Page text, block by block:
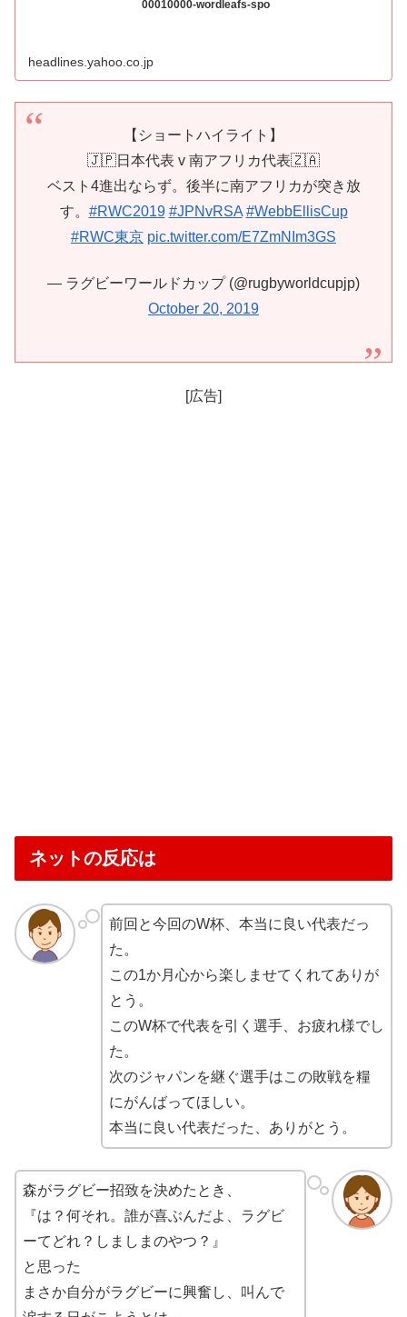
00010000-wordleafs-spo
headlines.yahoo.co.jp
【ショートハイライト】
🇯🇵日本代表 v 南アフリカ代表🇿🇦
ベスト4進出ならず。後半に南アフリカが突き放
す。 #RWC2019 #JPNvRSA #WebbEllisCup
#RWC東京 pic.twitter.com/E7ZmNIm3GS
— ラグビーワールドカップ (@rugbyworldcupjp)
October 20, 2019
[広告]
ネットの反応は
前回と今回のW杯、本当に良い代表だっ
た。
この1か月心から楽しませてくれてありが
とう。
このW杯で代表を引く選手、お疲れ様でし
た。
次のジャパンを継ぐ選手はこの敗戦を糧
にがんばってほしい。
本当に良い代表だった、ありがとう。
森がラグビー招致を決めたとき、
『は？何それ。誰が喜ぶんだよ、ラグビ
ーてどれ？しましまのやつ？』
と思った
まさか自分がラグビーに興奮し、叫んで